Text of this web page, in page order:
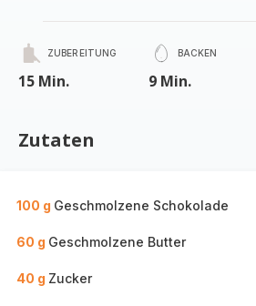
ZUBEREITUNG
15 Min.
BACKEN
9 Min.
Zutaten
100 g Geschmolzene Schokolade
60 g Geschmolzene Butter
40 g Zucker